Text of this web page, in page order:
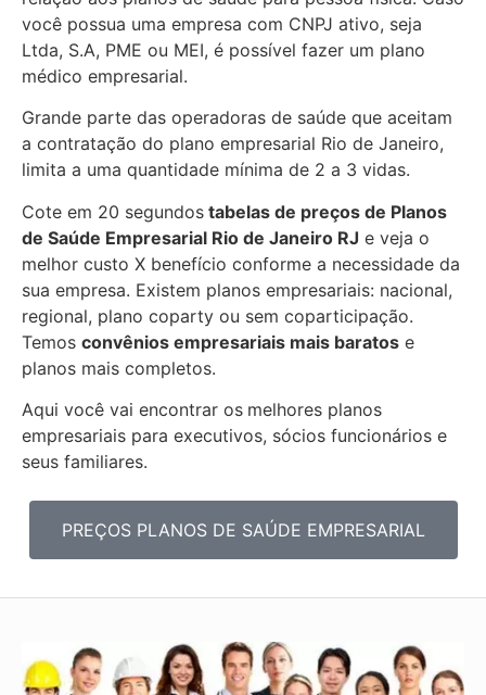
você possua uma empresa com CNPJ ativo, seja
Ltda, S.A, PME ou MEI, é possível fazer um plano
médico empresarial.
Grande parte das operadoras de saúde que aceitam
a contratação do plano empresarial Rio de Janeiro,
limita a uma quantidade mínima de 2 a 3 vidas.
Cote em 20 segundos tabelas de preços de Planos
de Saúde Empresarial Rio de Janeiro RJ e veja o
melhor custo X benefício conforme a necessidade da
sua empresa. Existem planos empresariais: nacional,
regional, plano coparty ou sem coparticipação.
Temos convênios empresariais mais baratos e
planos mais completos.
Aqui você vai encontrar os melhores planos
empresariais para executivos, sócios funcionários e
seus familiares.
PREÇOS PLANOS DE SAÚDE EMPRESARIAL